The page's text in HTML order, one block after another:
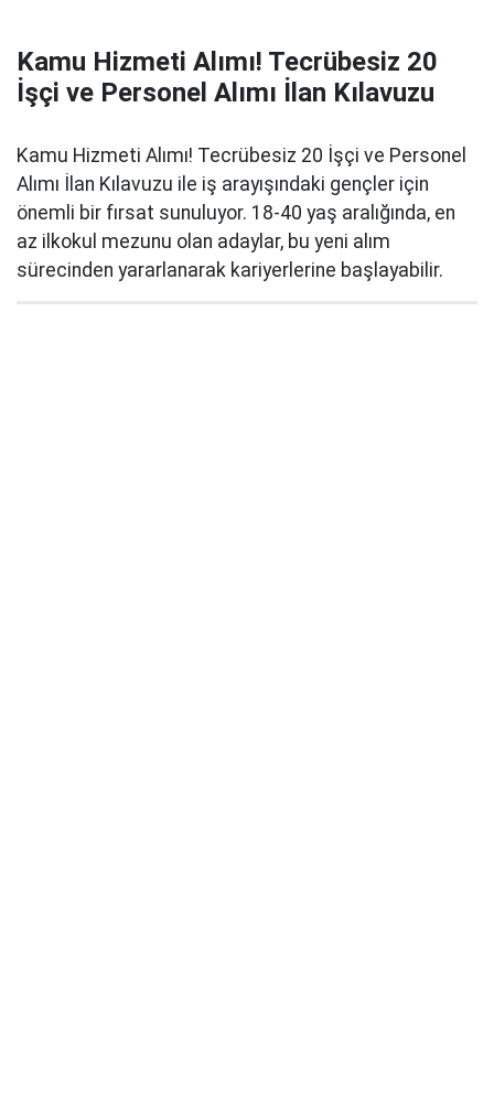
Kamu Hizmeti Alımı! Tecrübesiz 20
İşçi ve Personel Alımı İlan Kılavuzu
Kamu Hizmeti Alımı! Tecrübesiz 20 İşçi ve Personel
Alımı İlan Kılavuzu ile iş arayışındaki gençler için
önemli bir fırsat sunuluyor. 18-40 yaş aralığında, en
az ilkokul mezunu olan adaylar, bu yeni alım
sürecinden yararlanarak kariyerlerine başlayabilir.